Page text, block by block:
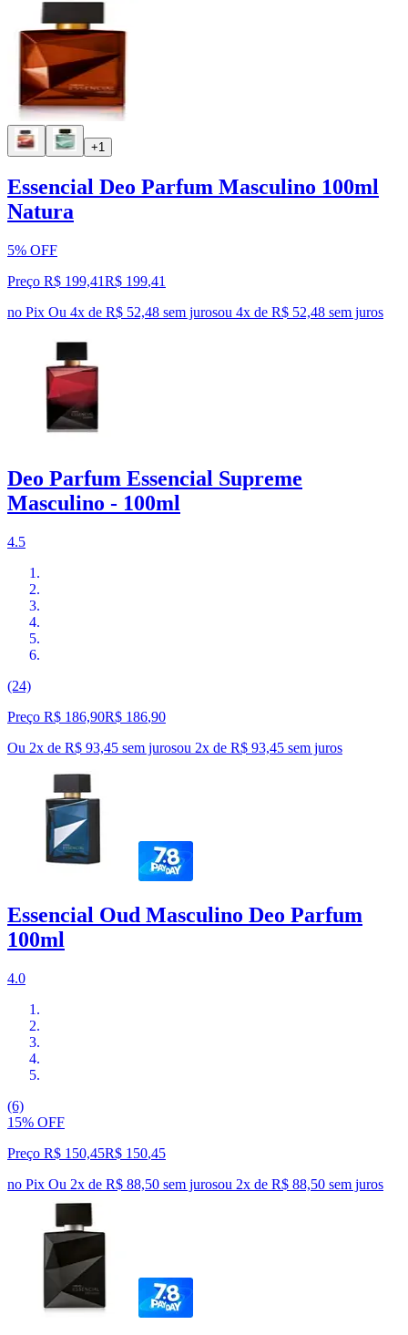
+1
Essencial Deo Parfum Masculino 100ml
Natura
5% OFF
Preço R$ 199,41R$ 199,41
no Pix Ou 4x de R$ 52,48 sem jurosou 4x de R$ 52,48 sem juros
Deo Parfum Essencial Supreme
Masculino - 100ml
4.5
(24)
Preço R$ 186,90R$ 186,90
Ou 2x de R$ 93,45 sem jurosou 2x de R$ 93,45 sem juros
Essencial Oud Masculino Deo Parfum
100ml
4.0
(6)
15% OFF
Preço R$ 150,45R$ 150,45
no Pix Ou 2x de R$ 88,50 sem jurosou 2x de R$ 88,50 sem juros